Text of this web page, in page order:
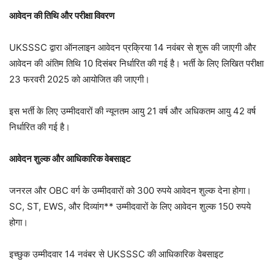
आवेदन की तिथि और परीक्षा विवरण
UKSSSC द्वारा ऑनलाइन आवेदन प्रक्रिया 14 नवंबर से शुरू की जाएगी और
आवेदन की अंतिम तिथि 10 दिसंबर निर्धारित की गई है। भर्ती के लिए लिखित परीक्षा
23 फरवरी 2025 को आयोजित की जाएगी।
इस भर्ती के लिए उम्मीदवारों की न्यूनतम आयु 21 वर्ष और अधिकतम आयु 42 वर्ष
निर्धारित की गई है।
आवेदन शुल्क और आधिकारिक वेबसाइट
जनरल और OBC वर्ग के उम्मीदवारों को 300 रुपये आवेदन शुल्क देना होगा।
SC, ST, EWS, और दिव्यांग** उम्मीदवारों के लिए आवेदन शुल्क 150 रुपये
होगा।
इच्छुक उम्मीदवार 14 नवंबर से UKSSSC की आधिकारिक वेबसाइट